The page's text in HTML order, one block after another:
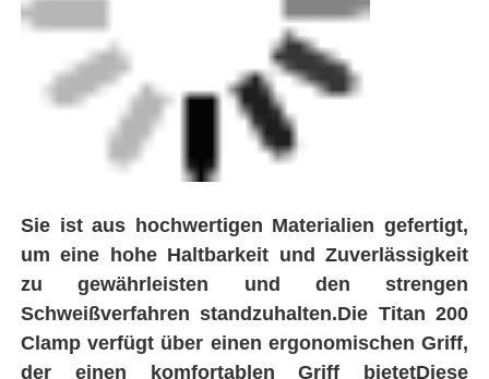
Qualitätskontrolle
Kontakt
Referenzen
Schweißmaschine zur Schmelzschweißmaschine
Maschine zum Schweißen von Rohrrücken
Clamp verfügt über einen ergonomischen Griff,
der einen komfortablen Griff bietetDiese
Klemme eignet sich für eine Vielzahl von
Schweißanwendungen und ist ein
unverzichtbares Werkzeug für Fachleute in der
Rohrindustrie.